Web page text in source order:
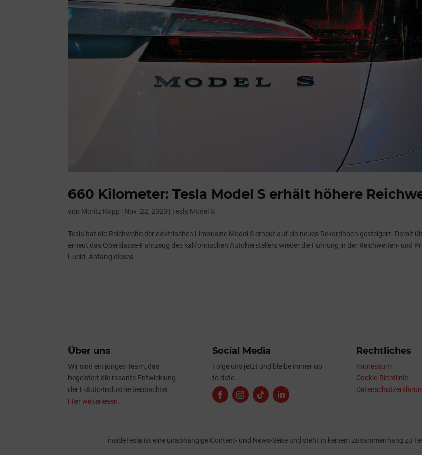
660 Kilometer: Tesla Model S erhält höhere
von Moritz Kopp | Nov. 22, 2020 |Tesla Model S
Tesla hat die Reichweite der elektrischen Limousine Model S erneut auf ein neues Rekordhoch gesteigert. Damit
erneut das Oberklasse-Fahrzeug des kalifornischen Autoherstellers wieder die Führung in der Reichweiten- und
Lucid. Anfang dieses...
Über uns
Wir sind ein junges Team, das
begeistert die rasante Entwicklung
der E-Auto-Industrie beobachtet.
Hier weiterlesen.
Social Media
Folge uns jetzt und bleibe immer up
to date.
Rechtliches
Impressum
Cookie-Richtlinie
insideTesla ist eine unabhängige Content- und News-Seite und steht in keinem Zusammenhang zu